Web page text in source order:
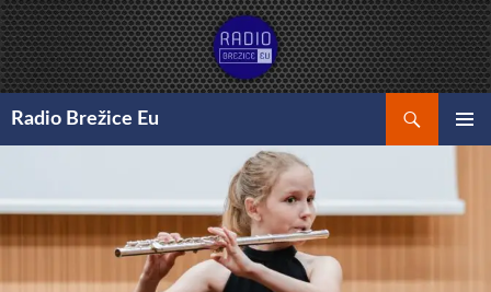
Preskoči
na
vsebino
Radio Brežice Eu